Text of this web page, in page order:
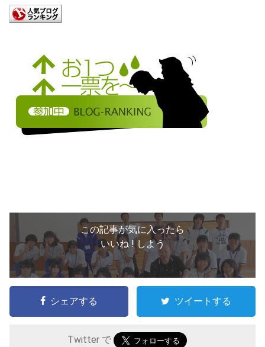
この記事が気に入ったら
いいね ! しよう
シェアする ツイートする
Twitter で